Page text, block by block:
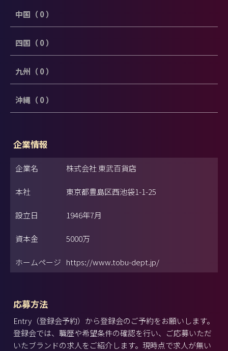
中国（ 0 ）
四国（ 0 ）
九州（ 0 ）
沖縄（ 0 ）
企業情報
企業名 株式会社 東武百貨店
本社 東京都豊島区西池袋1-1-25
設立日 1946年7月
資本金 5000万
ホームページ https://www.tobu-dept.jp/
応募方法
Entry（登録会予約）から登録会のご予約をお願いします。
登録会では、職歴や希望条件の確認を行い、ご応募いただ
いたブランドの求人をご紹介します。現時点で求人が無い